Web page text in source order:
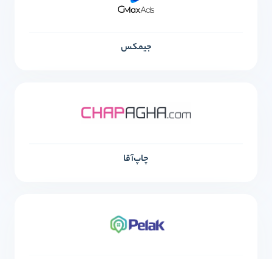
جیمکس
چاپ‌آقا